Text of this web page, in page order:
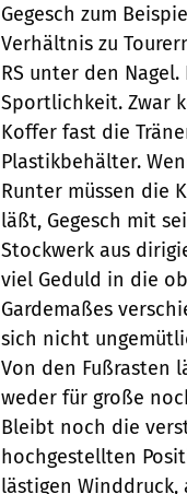
Gegesch zum
Verhältnis zu
RS unter den
Sportlichkeit. Zwar
Koffer fast die
Plastikbehälter.
Runter müssen die
läßt, Gegesch mit
Stockwerk aus
viel Geduld in die
Gardemaßes
sich nicht
Von den Fußrasten
weder für große
Bleibt noch die
hochgestellten
lästigen